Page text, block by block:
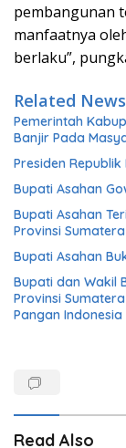
pembangunan
manfaatnya
berlaku”,
Related News
Pemerintah
Banjir Pada
Presiden Republik
Bupati Asahan
Bupati Asahan
Provinsi
Bupati Asahan
Bupati dan Wakil
Provinsi
Pangan Indonesia
Read Also